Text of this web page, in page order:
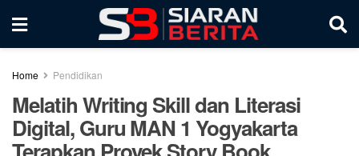
Home Pendidikan
Melatih Writing Skill dan Literasi
Digital, Guru MAN 1 Yogyakarta